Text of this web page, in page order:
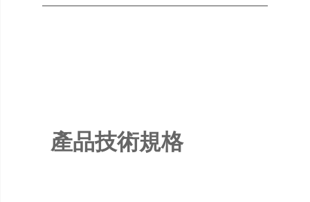
產品技術規格